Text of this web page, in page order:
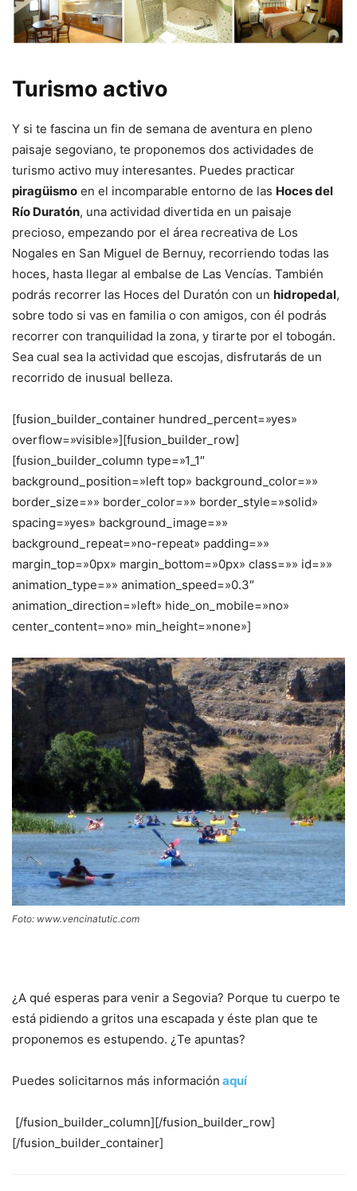
Turismo activo
Y si te fascina un fin de semana de aventura en pleno
paisaje segoviano, te proponemos dos actividades de
turismo activo muy interesantes. Puedes practicar
piragüismo en el incomparable entorno de las Hoces del
Río Duratón, una actividad divertida en un paisaje
precioso, empezando por el área recreativa de Los
Nogales en San Miguel de Bernuy, recorriendo todas las
hoces, hasta llegar al embalse de Las Vencías. También
podrás recorrer las Hoces del Duratón con un hidropedal,
sobre todo si vas en familia o con amigos, con él podrás
recorrer con tranquilidad la zona, y tirarte por el tobogán.
Sea cual sea la actividad que escojas, disfrutarás de un
recorrido de inusual belleza.
[fusion_builder_container hundred_percent=»yes»
overflow=»visible»][fusion_builder_row]
[fusion_builder_column type=»1_1″
background_position=»left top» background_color=»»
border_size=»» border_color=»» border_style=»solid»
spacing=»yes» background_image=»»
background_repeat=»no-repeat» padding=»»
margin_top=»0px» margin_bottom=»0px» class=»» id=»»
animation_type=»» animation_speed=»0.3″
animation_direction=»left» hide_on_mobile=»no»
center_content=»no» min_height=»none»]
Foto: www.vencinatutic.com
¿A qué esperas para venir a Segovia? Porque tu cuerpo te
está pidiendo a gritos una escapada y éste plan que te
proponemos es estupendo. ¿Te apuntas?
Puedes solicitarnos más información aquí
[/fusion_builder_column][/fusion_builder_row]
[/fusion_builder_container]